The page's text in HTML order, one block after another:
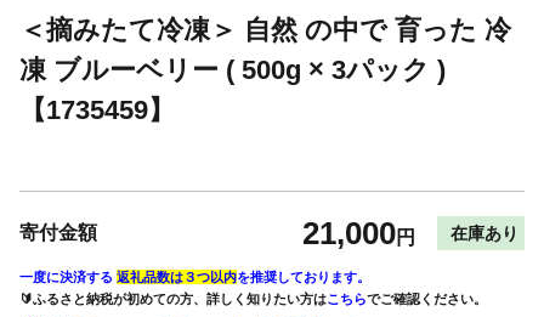
＜摘みたて冷凍＞ 自然 の中で 育った 冷
凍 ブルーベリー ( 500g × 3パック )
【1735459】
寄付金額 21,000円 在庫あり
一度に決済する 返礼品数は３つ以内を推奨しております。
🔰ふるさと納税が初めての方、詳しく知りたい方はこちらでご確認ください。